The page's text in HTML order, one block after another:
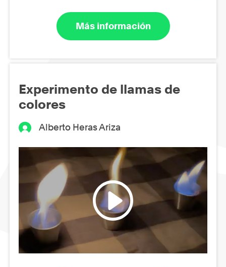
Más información
Experimento de llamas de
colores
Alberto Heras Ariza